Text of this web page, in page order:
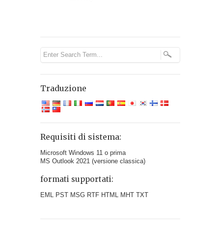
Traduzione
Requisiti di sistema:
Microsoft Windows 11 o prima
MS Outlook 2021 (versione classica)
formati supportati:
EML PST MSG RTF HTML MHT TXT